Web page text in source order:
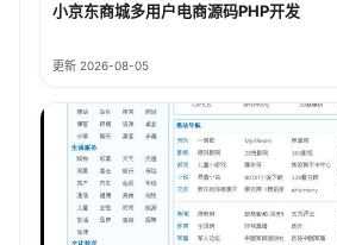
小京东商城多用户电商源码PHP开发
更新 2026-08-05